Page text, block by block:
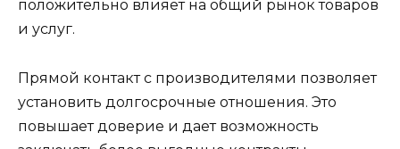
положительно влияет на общий рынок товаров
и услуг.
Прямой контакт с производителями позволяет
установить долгосрочные отношения. Это
повышает доверие и дает возможность